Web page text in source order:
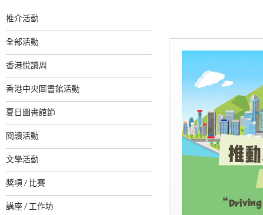
推介活動
全部活動
香港悅讀周
香港中央圖書館活動
夏日圖書館節
閱讀活動
文學活動
獎項 / 比賽
講座 / 工作坊